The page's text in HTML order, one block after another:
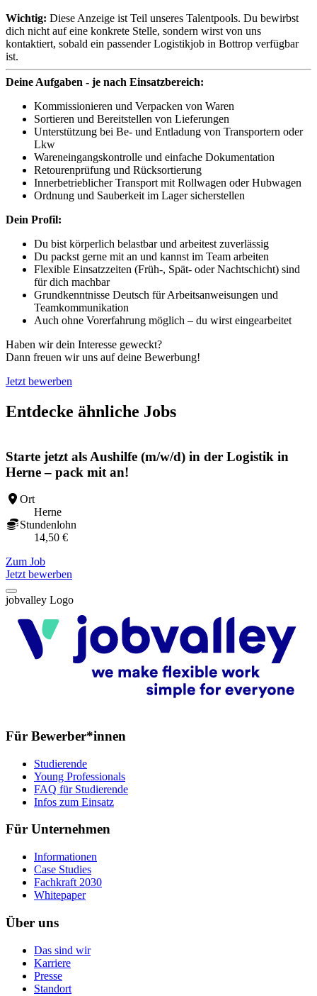
Wichtig: Diese Anzeige ist Teil unseres Talentpools. Du bewirbst
dich nicht auf eine konkrete Stelle, sondern wirst von uns
kontaktiert, sobald ein passender Logistikjob in Bottrop verfügbar
ist.
Deine Aufgaben - je nach Einsatzbereich:
Kommissionieren und Verpacken von Waren
Sortieren und Bereitstellen von Lieferungen
Unterstützung bei Be- und Entladung von Transportern oder
Lkw
Wareneingangskontrolle und einfache Dokumentation
Retourenprüfung und Rücksortierung
Innerbetrieblicher Transport mit Rollwagen oder Hubwagen
Ordnung und Sauberkeit im Lager sicherstellen
Dein Profil:
Du bist körperlich belastbar und arbeitest zuverlässig
Du packst gerne mit an und kannst im Team arbeiten
Flexible Einsatzzeiten (Früh-, Spät- oder Nachtschicht) sind
für dich machbar
Grundkenntnisse Deutsch für Arbeitsanweisungen und
Teamkommunikation
Auch ohne Vorerfahrung möglich – du wirst eingearbeitet
Haben wir dein Interesse geweckt?
Dann freuen wir uns auf deine Bewerbung!
Jetzt bewerben
Entdecke ähnliche Jobs
Starte jetzt als Aushilfe (m/w/d) in der Logistik in
Herne – pack mit an!
Ort
Herne
Stundenlohn
14,50 €
Zum Job
Jetzt bewerben
jobvalley Logo
Für Bewerber*innen
Studierende
Young Professionals
FAQ für Studierende
Infos zum Einsatz
Für Unternehmen
Informationen
Case Studies
Fachkraft 2030
Whitepaper
Über uns
Das sind wir
Karriere
Presse
Standort